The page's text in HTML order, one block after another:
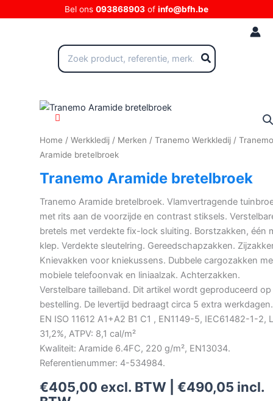
naar
Bel ons 093868903 of info@bfh.be
Zoeken
naar:
Home / Werkkledij / Merken / Tranemo Werkkledij / Tranemo
Aramide bretelbroek
Tranemo Aramide bretelbroek
Tranemo Aramide bretelbroek. Vlamvertragende
met rits aan de voorzijde en contrast stiksels.
bretels met verdekte fix-lock sluiting. Borstzakken, één
klep. Verdekte sleutelring. Gereedschapzakken.
Knievakken voor kniekussens. Dubbele cargozakken
mobiele telefoonvak en liniaalzak. Achterzakken.
Verstelbare tailleband. Dit artikel wordt geproduceerd op
bestelling. De levertijd bedraagt circa 5 extra werkdagen.
EN ISO 11612 A1+A2 B1 C1 , EN1149-5, IEC61482-1-2,
31,2%, ATPV: 8,1 cal/m²
Kwaliteit: Aramide 6.4FC, 220 g/m², EN13034.
Referentienummer: 4-534984.
€405,00 excl. BTW | €490,05 incl.